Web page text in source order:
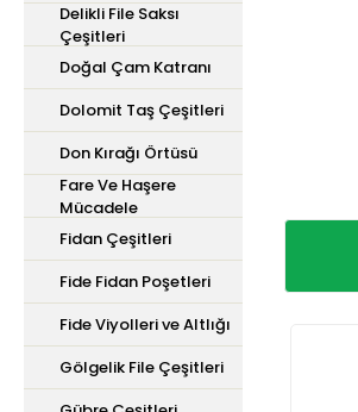
Delikli File Saksı
Çeşitleri
Doğal Çam Katranı
Dolomit Taş Çeşitleri
Don Kırağı Örtüsü
Fare Ve Haşere
Mücadele
Fidan Çeşitleri
Fide Fidan Poşetleri
Fide Viyolleri ve Altlığı
Gölgelik File Çeşitleri